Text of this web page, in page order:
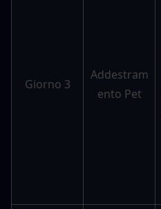
Giorno 3
Addestram
ento Pet